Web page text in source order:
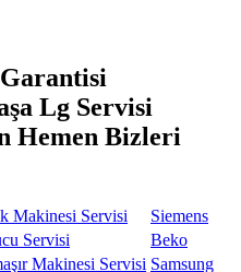
Lg Servisi
Hemen Bizleri
Makinesi Servisi
Siemens
Servisi
Beko
Makinesi Servisi Samsung